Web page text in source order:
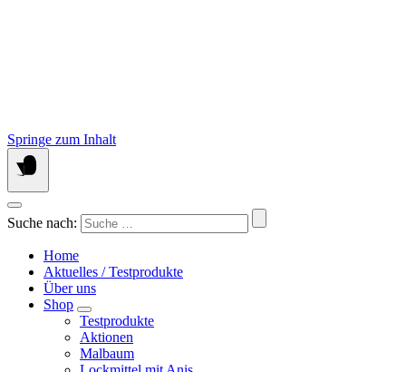
Springe zum Inhalt
Suche nach:
Home
Aktuelles / Testprodukte
Über uns
Shop
Testprodukte
Aktionen
Malbaum